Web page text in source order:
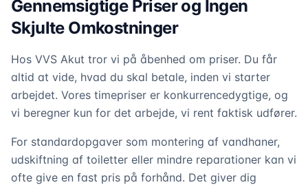
Gennemsigtige Priser og Ingen
Skjulte Omkostninger
Hos VVS Akut tror vi på åbenhed om priser. Du får
altid at vide, hvad du skal betale, inden vi starter
arbejdet. Vores timepriser er konkurrencedygtige, og
vi beregner kun for det arbejde, vi rent faktisk udfører.
For standardopgaver som montering af vandhaner,
udskiftning af toiletter eller mindre reparationer kan vi
ofte give en fast pris på forhånd. Det giver dig